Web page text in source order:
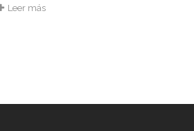
Leer más